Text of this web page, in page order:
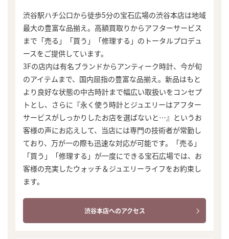
渋谷駅ハチ公口から徒歩5分の宝石広場の渋谷本店は地域
最大の豊富な品揃え。高額買取りからアフターサービス
まで「売る」「買う」「修理する」のトータルプロデュ
ースをご提供しています。
3Fの店内は有名ブランドからアンティーク時計、今が旬
のアイテムまで、国内屈指の豊富な品揃え。新品はもと
より良好な状態の中古時計まで幅広い取扱いをコンセプ
トとし、さらに『永く使う時計とジュエリーはアフター
サービスがしっかりしたお店を選ばないと…』というお
客様の声にお応えして、当店には専門の技術者が常勤し
ており、万が一の際も迅速な対応が可能です。「売る」
「買う」「修理する」が一度にできる宝石広場では、お
客様の充実したウォッチ＆ジュエリーライフをお約束し
ます。
渋谷本店へのアクセス